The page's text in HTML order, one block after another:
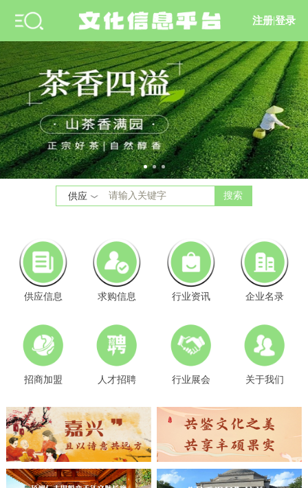
注册 |登录
供应 搜索
供应信息 求购信息 行业资讯 企业名录
招商加盟 人才招聘 行业展会 关于我们